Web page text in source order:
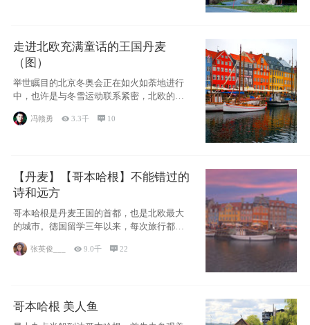
走进北欧充满童话的王国丹麦
（图）
举世瞩目的北京冬奥会正在如火如荼地进行
中，也许是与冬雪运动联系紧密，北欧的一
些国家因
冯赣勇 3.3千  10
【丹麦】【哥本哈根】不能错过的
诗和远方
哥本哈根是丹麦王国的首都，也是北欧最大
的城市。德国留学三年以来，每次旅行都是
张英俊___ 9.0千 22
哥本哈根 美人鱼